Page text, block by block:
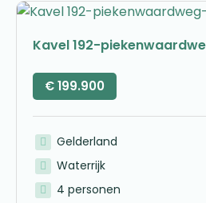
Kavel 192-
€199.900
Gelderland
Waterrijk
4 personen